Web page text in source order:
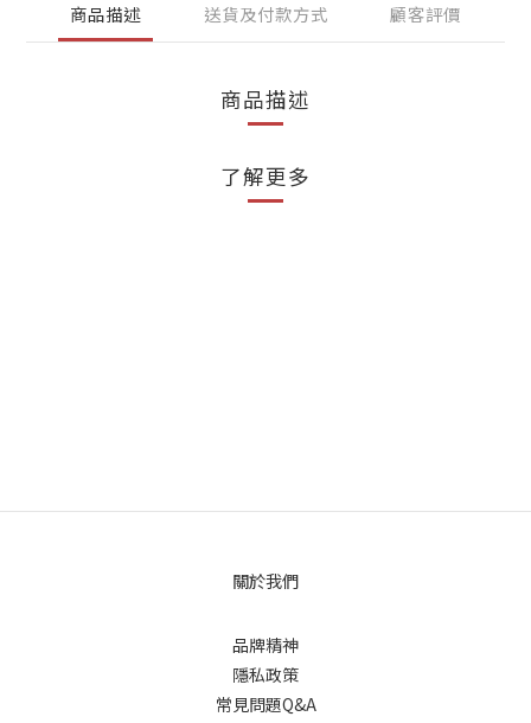
商品描述 送貨及付款方式 顧客評價
商品描述
了解更多
關於我們
品牌精神
隱私政策
常見問題Q&A